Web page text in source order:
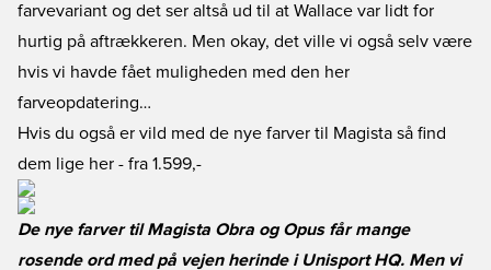
farvevariant og det ser altså ud til at Wallace var lidt for
hurtig på aftrækkeren. Men okay, det ville vi også selv være
hvis vi havde fået muligheden med den her
farveopdatering…
Hvis du også er vild med de nye farver til Magista så find
dem lige her - fra 1.599,-
De nye farver til Magista Obra og Opus får mange
rosende ord med på vejen herinde i Unisport HQ. Men vi